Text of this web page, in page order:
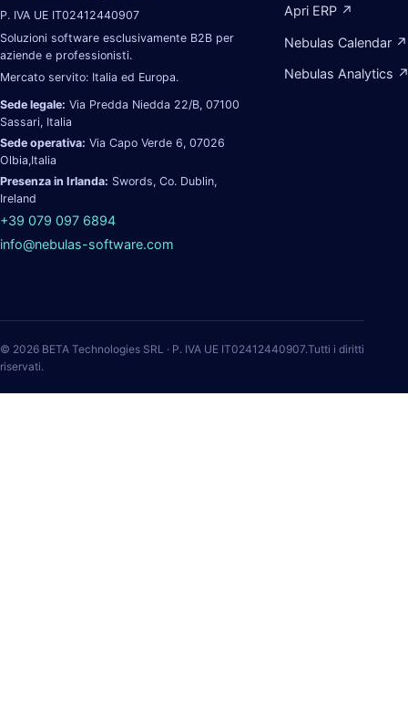
P. IVA UE IT02412440907
Soluzioni software esclusivamente B2B per
aziende e professionisti.
Mercato servito: Italia ed Europa.
Sede legale: Via Predda Niedda 22/B, 07100
Sassari, Italia
Sede operativa: Via Capo Verde 6, 07026
Olbia,Italia
Presenza in Irlanda: Swords, Co. Dublin,
Ireland
+39 079 097 6894
info@nebulas-software.com
Apri ERP ↗
Nebulas Calendar ↗
Nebulas Analytics
© 2026 BETA Technologies SRL · P. IVA UE IT02412440907.Tutti i diritti
riservati.